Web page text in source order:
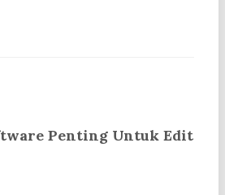
Penting Untuk Edit